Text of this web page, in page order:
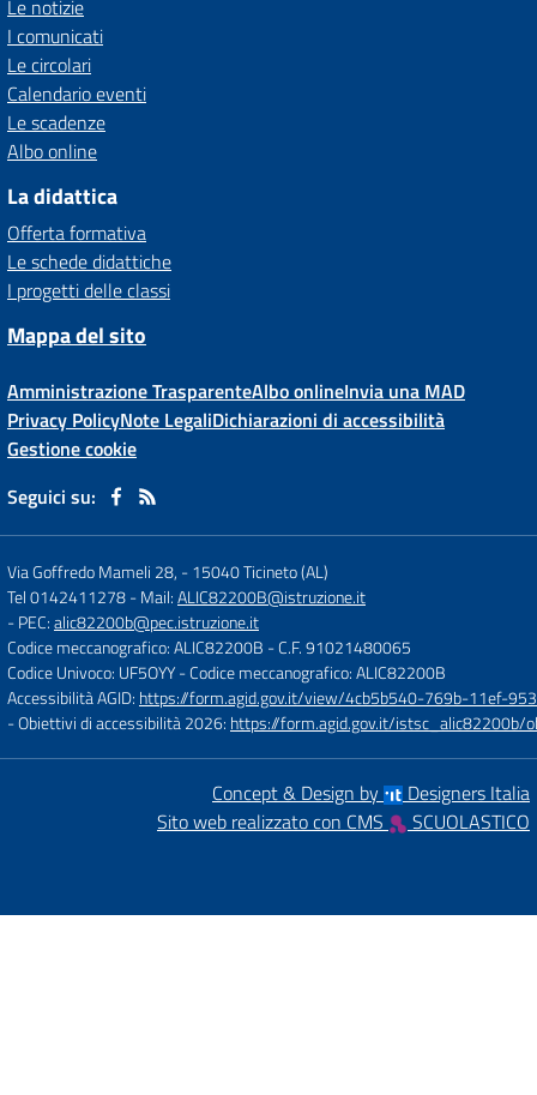
Le notizie
I comunicati
Le circolari
Calendario eventi
Le scadenze
Albo online
La didattica
Offerta formativa
Le schede didattiche
I progetti delle classi
Mappa del sito
Amministrazione TrasparenteAlbo onlineInvia una MAD
Privacy PolicyNote LegaliDichiarazioni di accessibilità
Gestione cookie
Seguici su:
Via Goffredo Mameli 28, -15040 Ticineto (AL)
Tel 0142411278- Mail:ALIC82200B@istruzione.it
- PEC:alic82200b@pec.istruzione.it
Codice meccanografico: ALIC82200B - C.F. 91021480065
Codice Univoco: UF5OYY- Codice meccanografico: ALIC82200B
Accessibilità AGID: https://form.agid.gov.it/view/4cb5b540-769b-11ef-
- Obiettivi di accessibilità 2026: https://form.agid.gov.it/
Concept & Design by
Designers Italia
Sito web realizzato con CMS
SCUOLASTICO